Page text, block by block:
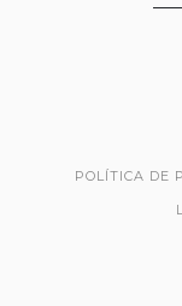
POLÍTICA DE